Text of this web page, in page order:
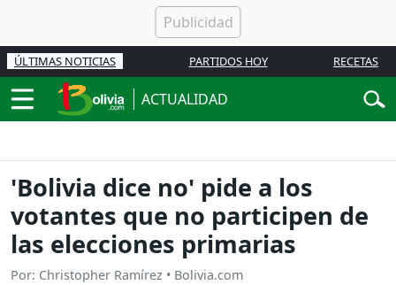
ÚLTIMAS NOTICIAS PARTIDOS HOY RECETAS
ACTUALIDAD
'Bolivia dice no' pide a los
votantes que no participen de
las elecciones primarias
Por: Christopher Ramírez • Bolivia.com